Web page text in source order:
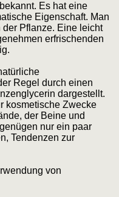
Es hat eine
Eigenschaft. Man
Pflanze. Eine leicht
erfrischenden
Regel durch einen
dargestellt.
kosmetische Zwecke
der Beine und
nur ein paar
Tendenzen zur
von